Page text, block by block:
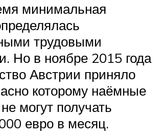
минимальная
трудовыми
Но в ноябре 2015 года
Австрии приняло
которому наёмные
могут получать
евро в месяц.